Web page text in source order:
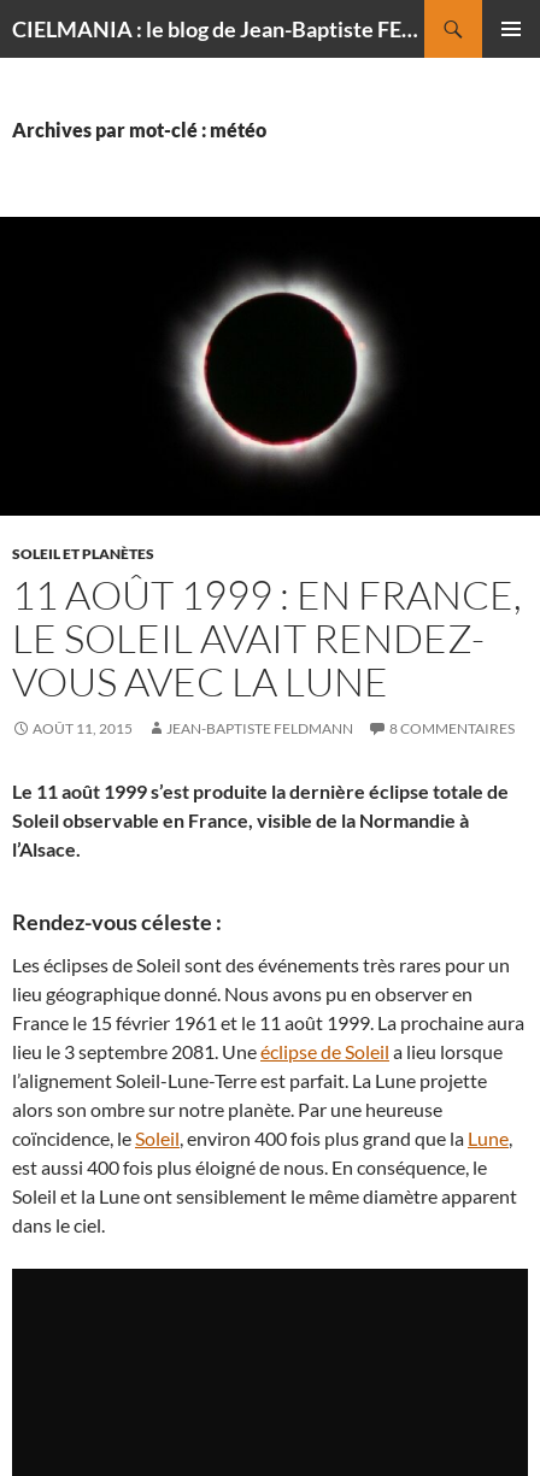
CIELMANIA : le blog de Jean-Baptiste FELDMANN, photographe du ciel
Archives par mot-clé : météo
SOLEIL ET PLANÈTES
11 AOÛT 1999 : EN FRANCE,
LE SOLEIL AVAIT RENDEZ-
VOUS AVEC LA LUNE
AOÛT 11, 2015 JEAN-BAPTISTE FELDMANN 8 COMMENTAIRES
Le 11 août 1999 s’est produite la dernière éclipse totale de
Soleil observable en France, visible de la Normandie à
l’Alsace.
Rendez-vous céleste :
Les éclipses de Soleil sont des événements très rares pour un
lieu géographique donné. Nous avons pu en observer en
France le 15 février 1961 et le 11 août 1999. La prochaine aura
lieu le 3 septembre 2081. Uneéclipse de Soleil a lieu lorsque
l’alignement Soleil-Lune-Terre est parfait. La Lune projette
alors son ombre sur notre planète. Par une heureuse
coïncidence, leSoleil, environ 400 fois plus grand que la Lune,
est aussi 400 fois plus éloigné de nous. En conséquence, le
Soleil et la Lune ont sensiblement le même diamètre apparent
dans le ciel.